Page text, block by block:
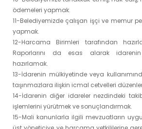
ödemeleri yapmak.
11-Belediyemizde çalışan işçi ve memur
yapmak.
12-Harcama Birimleri tarafından
Raporlarını da esas alarak
hazırlamak.
13-İdarenin mülkiyetinde veya
taşınmazlara ilişkin icmal cetvelleri
14-İdarenin diğer idareler nezdindeki
işlemlerini yürütmek ve sonuçlandırmak.
15-Mali kanunlarla ilgili mevzuatların